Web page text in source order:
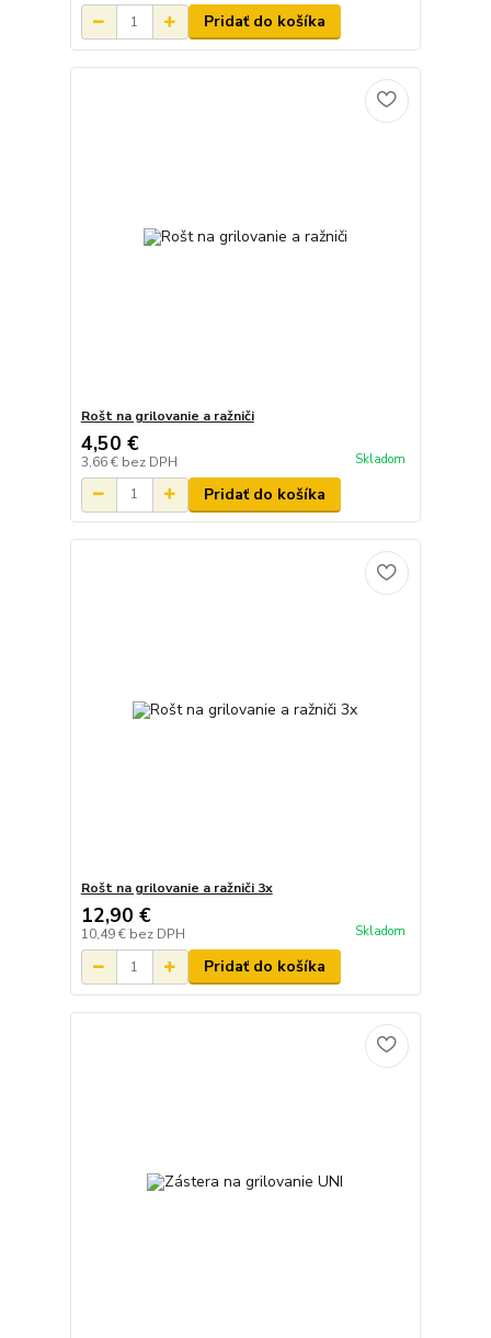
Pridať do košíka
Rošt na grilovanie a ražniči
4,50 €
3,66 € bez DPH Skladom
Pridať do košíka
Rošt na grilovanie a ražniči 3x
12,90 €
10,49 € bez DPH Skladom
Pridať do košíka